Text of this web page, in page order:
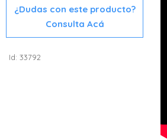
¿Dudas con este producto?
Consulta Acá
Id: 33792